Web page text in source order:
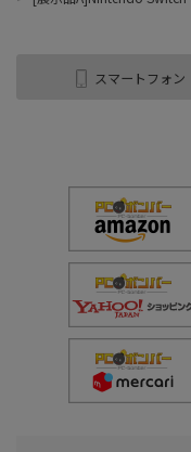
スマートフォン